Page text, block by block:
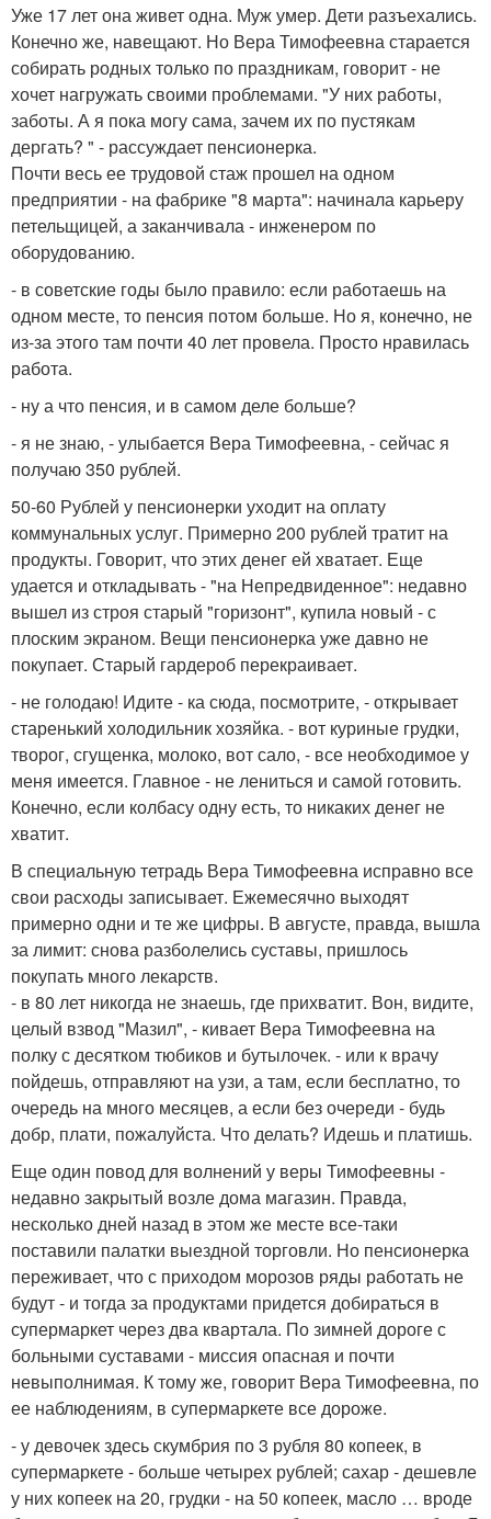
Уже 17 лет она живет одна. Муж умер. Дети разъехались.
Конечно же, навещают. Но Вера Тимофеевна старается
собирать родных только по праздникам, говорит - не
хочет нагружать своими проблемами. "У них работы,
заботы. А я пока могу сама, зачем их по пустякам
дергать? " - рассуждает пенсионерка.
Почти весь ее трудовой стаж прошел на одном
предприятии - на фабрике "8 марта": начинала карьеру
петельщицей, а заканчивала - инженером по
оборудованию.
- в советские годы было правило: если работаешь на
одном месте, то пенсия потом больше. Но я, конечно, не
из-за этого там почти 40 лет провела. Просто нравилась
работа.
- ну а что пенсия, и в самом деле больше?
- я не знаю, - улыбается Вера Тимофеевна, - сейчас я
получаю 350 рублей.
50-60 Рублей у пенсионерки уходит на оплату
коммунальных услуг. Примерно 200 рублей тратит на
продукты. Говорит, что этих денег ей хватает. Еще
удается и откладывать - "на Непредвиденное": недавно
вышел из строя старый "горизонт", купила новый - с
плоским экраном. Вещи пенсионерка уже давно не
покупает. Старый гардероб перекраивает.
- не голодаю! Идите - ка сюда, посмотрите, - открывает
старенький холодильник хозяйка. - вот куриные грудки,
творог, сгущенка, молоко, вот сало, - все необходимое у
меня имеется. Главное - не лениться и самой готовить.
Конечно, если колбасу одну есть, то никаких денег не
хватит.
В специальную тетрадь Вера Тимофеевна исправно все
свои расходы записывает. Ежемесячно выходят
примерно одни и те же цифры. В августе, правда, вышла
за лимит: снова разболелись суставы, пришлось
покупать много лекарств.
- в 80 лет никогда не знаешь, где прихватит. Вон, видите,
целый взвод "Мазил", - кивает Вера Тимофеевна на
полку с десятком тюбиков и бутылочек. - или к врачу
пойдешь, отправляют на узи, а там, если бесплатно, то
очередь на много месяцев, а если без очереди - будь
добр, плати, пожалуйста. Что делать? Идешь и платишь.
Еще один повод для волнений у веры Тимофеевны -
недавно закрытый возле дома магазин. Правда,
несколько дней назад в этом же месте все-таки
поставили палатки выездной торговли. Но пенсионерка
переживает, что с приходом морозов ряды работать не
будут - и тогда за продуктами придется добираться в
супермаркет через два квартала. По зимней дороге с
больными суставами - миссия опасная и почти
невыполнимая. К тому же, говорит Вера Тимофеевна, по
ее наблюдениям, в супермаркете все дороже.
- у девочек здесь скумбрия по 3 рубля 80 копеек, в
супермаркете - больше четырех рублей; сахар - дешевле
у них копеек на 20, грудки - на 50 копеек, масло … вроде